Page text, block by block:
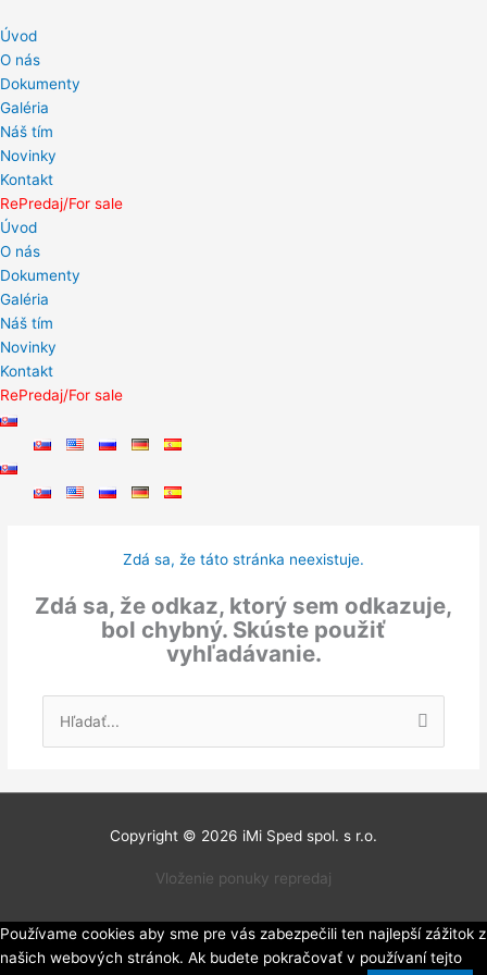
na
obsah
Úvod
O nás
Dokumenty
Galéria
Náš tím
Novinky
Kontakt
RePredaj/For sale
Úvod
O nás
Dokumenty
Galéria
Náš tím
Novinky
Kontakt
RePredaj/For sale
Zdá sa, že táto stránka neexistuje.
Zdá sa, že odkaz, ktorý sem odkazuje,
bol chybný. Skúste použiť
vyhľadávanie.
Vyhľadať:
Copyright © 2026 iMi Sped spol. s r.o.
Vloženie ponuky repredaj
Používame cookies aby sme pre vás zabezpečili ten najlepší zážitok z
našich webových stránok. Ak budete pokračovať v používaní tejto